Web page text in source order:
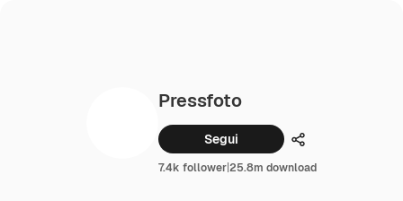
Pressfoto
Segui Condividi
7.4k follower|25.8m download